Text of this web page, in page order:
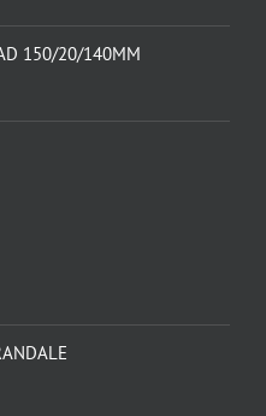
150/20/140MM